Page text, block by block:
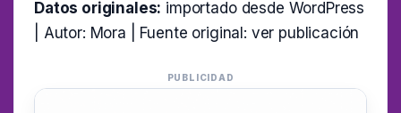
Datos originales: importado desde WordPress
| Autor: Mora | Fuente original: ver publicación
PUBLICIDAD